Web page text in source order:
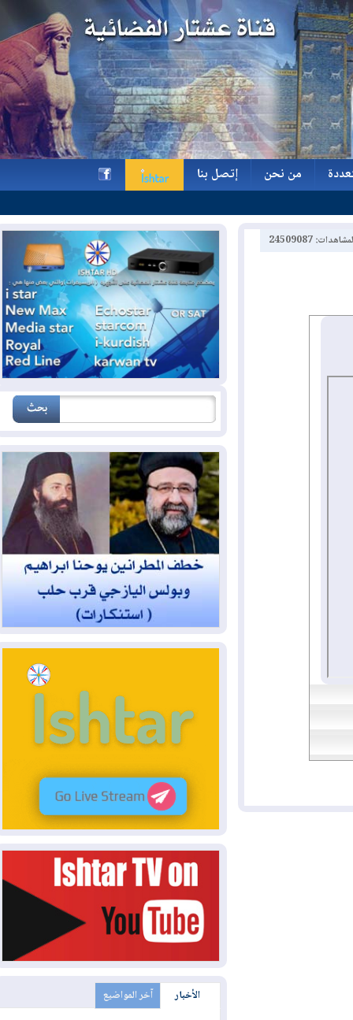
من نحن
إتصل بنا
h
الأخبار آخر المواضيع